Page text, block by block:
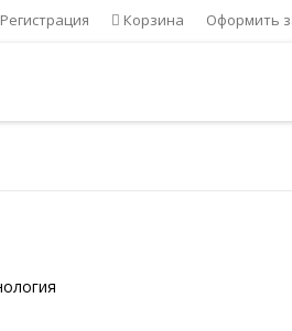
Регистрация Корзина Оформить